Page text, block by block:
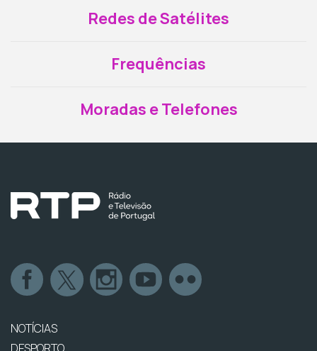
Redes de Satélites
Frequências
Moradas e Telefones
NOTÍCIAS